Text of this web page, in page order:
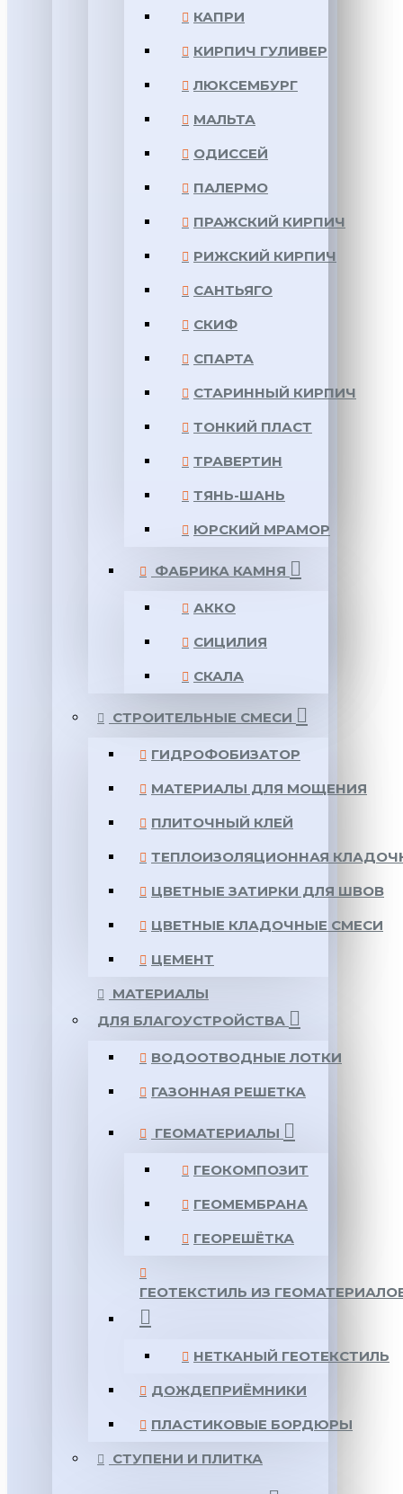
КАПРИ
КИРПИЧ ГУЛИВЕР
ЛЮКСЕМБУРГ
МАЛЬТА
ОДИССЕЙ
ПАЛЕРМО
ПРАЖСКИЙ КИРПИЧ
РИЖСКИЙ КИРПИЧ
САНТЬЯГО
СКИФ
СПАРТА
СТАРИННЫЙ КИРПИЧ
ТОНКИЙ ПЛАСТ
ТРАВЕРТИН
ТЯНЬ-ШАНЬ
ЮРСКИЙ МРАМОР
ФАБРИКА КАМНЯ
АККО
СИЦИЛИЯ
СКАЛА
СТРОИТЕЛЬНЫЕ СМЕСИ
ГИДРОФОБИЗАТОР
МАТЕРИАЛЫ ДЛЯ МОЩЕНИЯ
ПЛИТОЧНЫЙ КЛЕЙ
ТЕПЛОИЗОЛЯЦИОННАЯ
ЦВЕТНЫЕ ЗАТИРКИ ДЛЯ ШВОВ
ЦВЕТНЫЕ КЛАДОЧНЫЕ СМЕСИ
ЦЕМЕНТ
МАТЕРИАЛЫ
ДЛЯ БЛАГОУСТРОЙСТВА
ВОДООТВОДНЫЕ ЛОТКИ
ГАЗОННАЯ РЕШЕТКА
ГЕОМАТЕРИАЛЫ
ГЕОКОМПОЗИТ
ГЕОМЕМБРАНА
ГЕОРЕШЁТКА
ГЕОТЕКСТИЛЬ ИЗ
НЕТКАНЫЙ ГЕОТЕКСТИЛЬ
ДОЖДЕПРИЁМНИКИ
ПЛАСТИКОВЫЕ БОРДЮРЫ
СТУПЕНИ И ПЛИТКА